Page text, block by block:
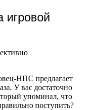
игровой
НПС предлагает
У вас достаточно
упоминал, что
поступить?